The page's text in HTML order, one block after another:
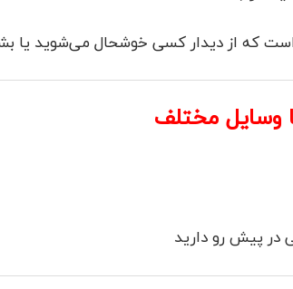
که از دیدار کسی خوشحال می‌شوید یا
وسایل مختلف
در پیش رو دارید